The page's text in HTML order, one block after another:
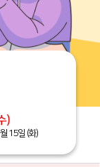
)
15일 (화)